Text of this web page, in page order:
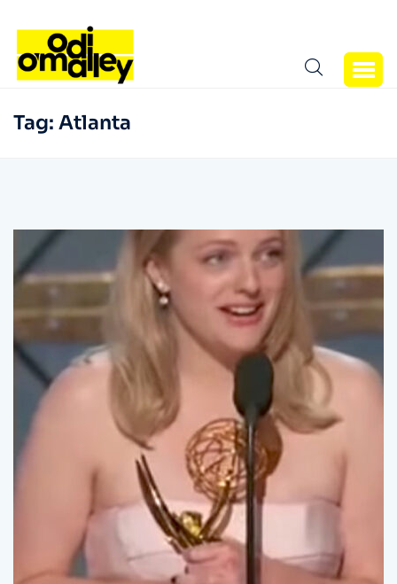
Tag: Atlanta